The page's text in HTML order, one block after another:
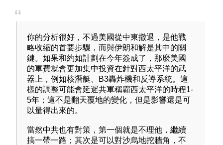
你的分析很好，不過美國從中東撤退，是他戰
略收縮的首要步驟，而與伊朗和解是其中的關
鍵。如果和約如計劃在今年簽成了，那麼美國
的軍費就會更加集中投資在針對西太平洋的武
器上，例如核潛艇、B3轟炸機和反導系統。這
樣的調整可能會延遲共軍稱霸西太平洋的時程1-
5年；這不是翻天覆地的變化，但是影響還是可
以量得出來的。
當然中共也有對策，第一個就是不理他，繼續
搞一帶一路；其次是可以對沙烏地挖牆角，不